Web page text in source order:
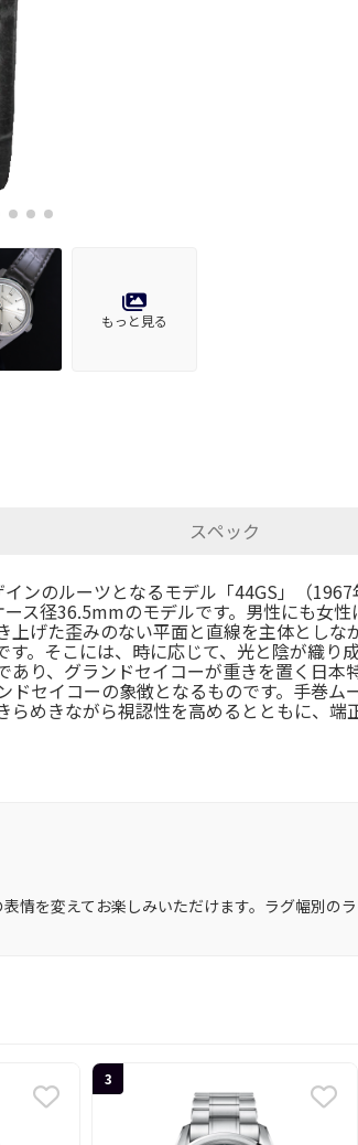
もっと見る
スペック
ンのルーツとなるモデル「44GS」（
ス径36.5mmのモデルです。男性にも女
げた歪みのない平面と直線を主体とし
。そこには、時に応じて、光と陰が織
り、グランドセイコーが重きを置く日
セイコーの象徴となるものです。手巻
めきながら視認性を高めるとともに、
情を変えてお楽しみいただけます。ラグ幅別の
3